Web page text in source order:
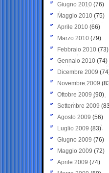
Giugno 2010 (76)
Maggio 2010 (75)
Aprile 2010 (66)
Marzo 2010 (79)
Febbraio 2010 (73)
Gennaio 2010 (74)
Dicembre 2009
Novembre 2009
Ottobre 2009 (90)
Settembre 2009
Agosto 2009 (56)
Luglio 2009 (83)
Giugno 2009 (76)
Maggio 2009 (72)
Aprile 2009 (74)